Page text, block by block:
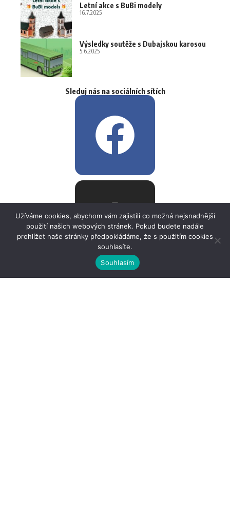
Letní akce s BuBi modely
16.7.2025
Výsledky soutěže s Dubajskou karosou
5.6.2025
Sleduj nás na sociálních sítích
Užíváme cookies, abychom vám zajistili co možná nejsnadnější
použití našich webových stránek. Pokud budete nadále
prohlížet naše stránky předpokládáme, že s použitím cookies
souhlasíte.
Souhlasím